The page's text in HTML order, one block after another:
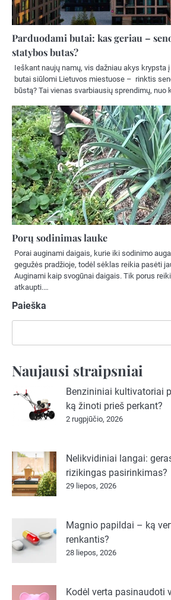
Parduodami butai: kas geriau –
statybos butas?
Ieškant naujų namų, vis dažniau akys krypsta
butai siūlomi Lietuvos miestuose – rinktis
būstą? Tai vienas svarbiausių sprendimų, nuo
Porų sodinimas lauke
Porai auginami daigais, kurie iki sodinimo
gegužės pradžioje, todėl sėklas reikia pasėti
Auginami kaip svogūnai daigais. Tik porus
atkaupti.…
Paieška
Naujausi straipsniai
Benzininiai kultivatoriai
ką žinoti prieš perkant?
2 rugpjūčio, 2026
Nelikvidiniai langai:
rizikingas pasirinkimas?
29 liepos, 2026
Magnio papildai – ką
renkantis?
28 liepos, 2026
Kodėl verta pasinaudoti